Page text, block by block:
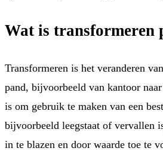
Wat is transformeren
Transformeren is het veranderen
pand, bijvoorbeeld van kantoor
is om gebruik te maken van een
bijvoorbeeld leegstaat of vervallen
in te blazen en door waarde toe te